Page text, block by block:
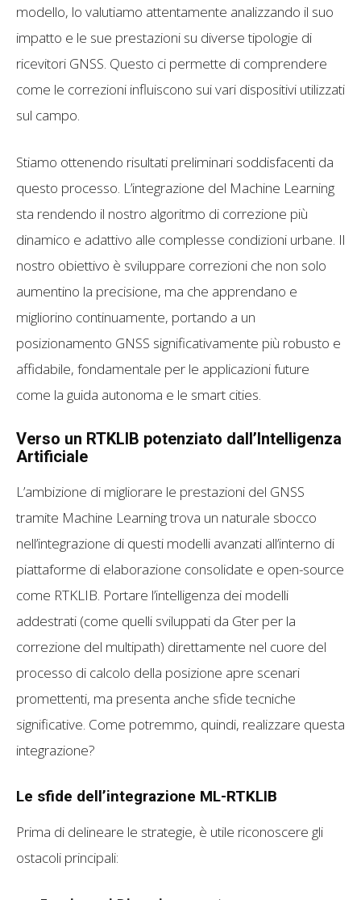
modello, lo valutiamo attentamente analizzando il suo
impatto e le sue prestazioni su diverse tipologie di
ricevitori GNSS. Questo ci permette di comprendere
come le correzioni influiscono sui vari dispositivi utilizzati
sul campo.
Stiamo ottenendo risultati preliminari soddisfacenti da
questo processo. L’integrazione del Machine Learning
sta rendendo il nostro algoritmo di correzione più
dinamico e adattivo alle complesse condizioni urbane. Il
nostro obiettivo è sviluppare correzioni che non solo
aumentino la precisione, ma che apprendano e
migliorino continuamente, portando a un
posizionamento GNSS significativamente più robusto e
affidabile, fondamentale per le applicazioni future
come la guida autonoma e le smart cities.
Verso un RTKLIB potenziato dall’Intelligenza
Artificiale
L’ambizione di migliorare le prestazioni del GNSS
tramite Machine Learning trova un naturale sbocco
nell’integrazione di questi modelli avanzati all’interno di
piattaforme di elaborazione consolidate e open-source
come RTKLIB. Portare l’intelligenza dei modelli
addestrati (come quelli sviluppati da Gter per la
correzione del multipath) direttamente nel cuore del
processo di calcolo della posizione apre scenari
promettenti, ma presenta anche sfide tecniche
significative. Come potremmo, quindi, realizzare questa
integrazione?
Le sfide dell’integrazione ML-RTKLIB
Prima di delineare le strategie, è utile riconoscere gli
ostacoli principali: